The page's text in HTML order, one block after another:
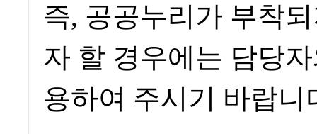
즉, 공공누리가 부착
자 할 경우에는 담당
용하여 주시기 바랍니